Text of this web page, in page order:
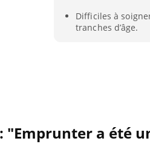
Difficiles à
tranches d’âge.
"Emprunter a été